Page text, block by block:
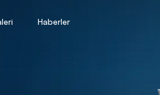
Haberler